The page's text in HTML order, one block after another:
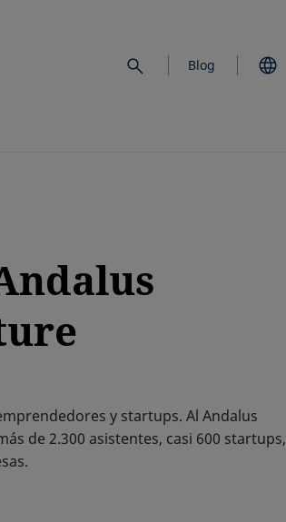
Blog
y startups. Al Andalus
de 2.300 asistentes, casi 600 startups,